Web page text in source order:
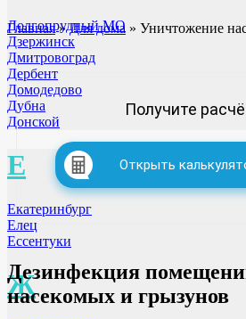
Долгопрудный МО
Дзержинск
Дмитровоград
Дербент
Домодедово
Дубна
Донской
Е
Екатеринбург
Елец
Ессентуки
Ж
Главная»Для дома » Уничтожение
Получите
Открыть
Дезинфекция
насекомых и грызунов